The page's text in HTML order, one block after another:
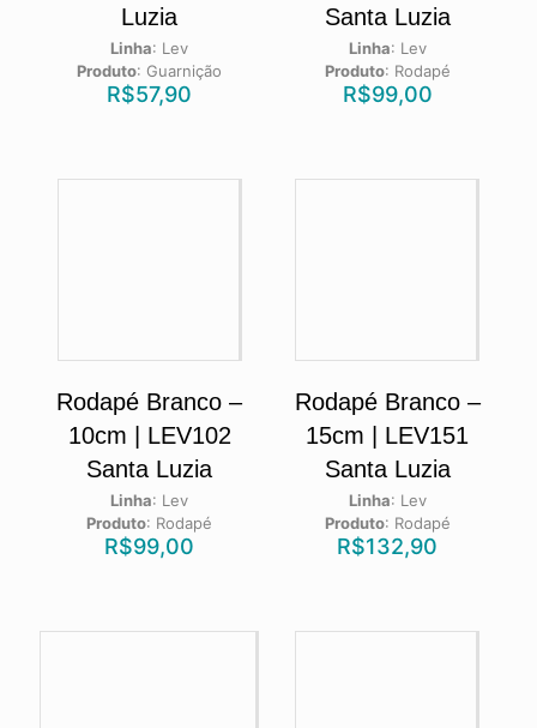
Luzia
Linha: Lev
Produto:Guarnição
R$57,90
Santa Luzia
Linha: Lev
Produto: Rodapé
R$99,00
Rodapé Branco –
10cm | LEV102
Santa Luzia
Linha: Lev
Produto: Rodapé
R$99,00
Rodapé Branco –
15cm | LEV151
Santa Luzia
Linha: Lev
Produto: Rodapé
R$132,90